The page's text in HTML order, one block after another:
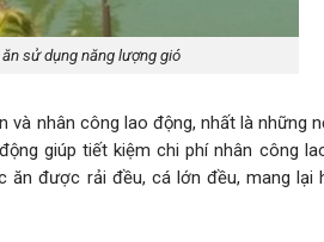
sử dụng năng lượng gió
nhân công lao động, nhất là những
giúp tiết kiệm chi phí nhân công
được rải đều, cá lớn đều, mang lại